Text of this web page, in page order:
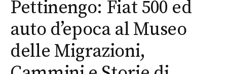
Pettinengo: Fiat 500 ed
auto d’epoca al Museo
delle Migrazioni,